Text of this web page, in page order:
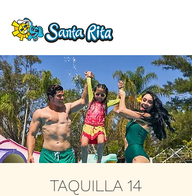
TAQUILLA 14